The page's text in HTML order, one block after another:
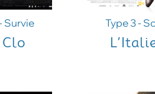
Survie Type 3 -